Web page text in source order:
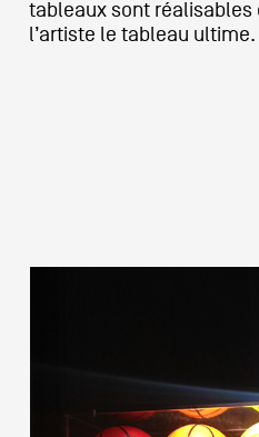
tableaux sont
l’artiste le tableau ultime.